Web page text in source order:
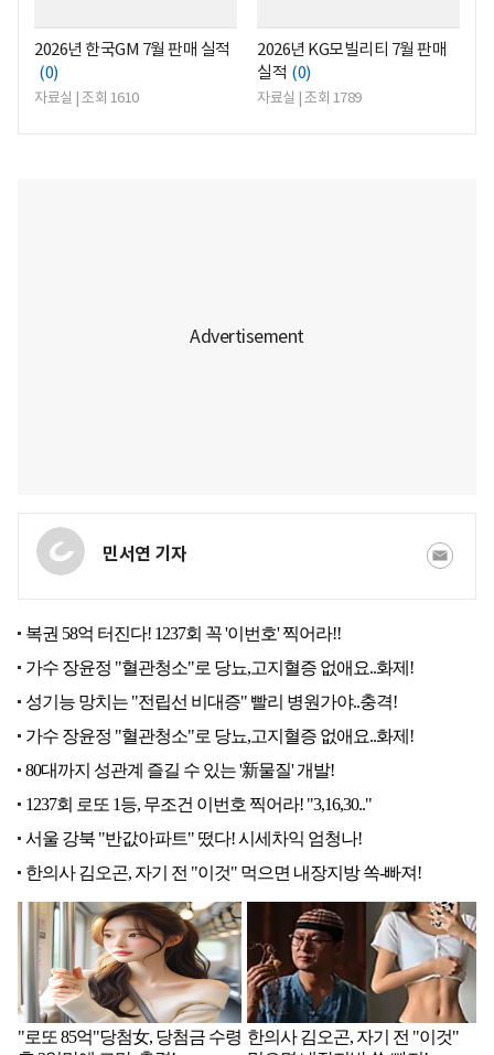
2026년 한국GM 7월 판매 실적
(0)
자료실 | 조회 1610
2026년 KG모빌리티 7월 판매
실적 (0)
자료실 | 조회 1789
민서연 기자